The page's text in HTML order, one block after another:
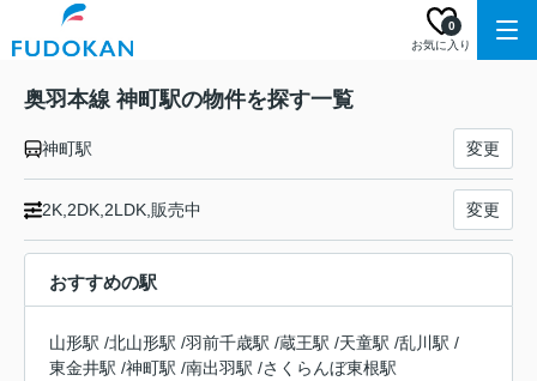
お気に入り
0
奥羽本線 神町駅の物件を探す一覧
神町駅 変更
2K,2DK,2LDK,販売中 変更
おすすめの駅
山形駅 /北山形駅 /羽前千歳駅 /蔵王駅 /天童駅 /乱川駅 /
東金井駅 /神町駅 /南出羽駅 /さくらんぼ東根駅